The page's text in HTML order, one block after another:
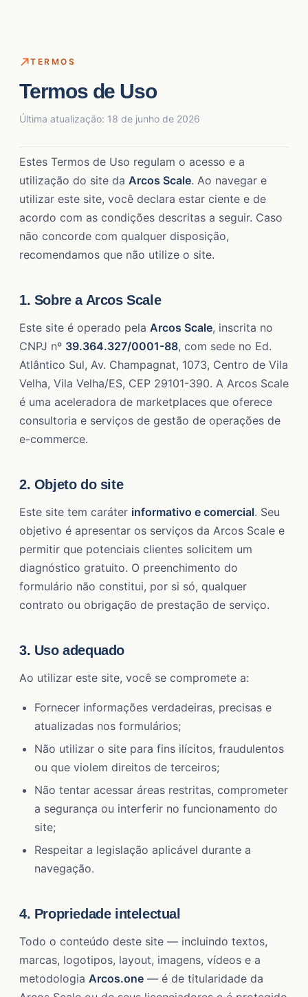
TERMOS
Termos de Uso
Última atualização: 18 de junho de 2026
Estes Termos de Uso regulam o acesso e a
utilização do site da Arcos Scale. Ao navegar e
utilizar este site, você declara estar ciente e de
acordo com as condições descritas a seguir. Caso
não concorde com qualquer disposição,
recomendamos que não utilize o site.
1. Sobre a Arcos Scale
Este site é operado pela Arcos Scale, inscrita no
CNPJ nº 39.364.327/0001-88, com sede no Ed.
Atlântico Sul, Av. Champagnat, 1073, Centro de Vila
Velha, Vila Velha/ES, CEP 29101-390. A Arcos Scale
é uma aceleradora de marketplaces que oferece
consultoria e serviços de gestão de operações de
e-commerce.
2. Objeto do site
Este site tem caráter informativo e comercial. Seu
objetivo é apresentar os serviços da Arcos Scale e
permitir que potenciais clientes solicitem um
diagnóstico gratuito. O preenchimento do
formulário não constitui, por si só, qualquer
contrato ou obrigação de prestação de serviço.
3. Uso adequado
Ao utilizar este site, você se compromete a:
Fornecer informações verdadeiras, precisas e
atualizadas nos formulários;
Não utilizar o site para fins ilícitos, fraudulentos
ou que violem direitos de terceiros;
Não tentar acessar áreas restritas, comprometer
a segurança ou interferir no funcionamento do
site;
Respeitar a legislação aplicável durante a
navegação.
4. Propriedade intelectual
Todo o conteúdo deste site — incluindo textos,
marcas, logotipos, layout, imagens, vídeos e a
metodologia Arcos.one — é de titularidade da